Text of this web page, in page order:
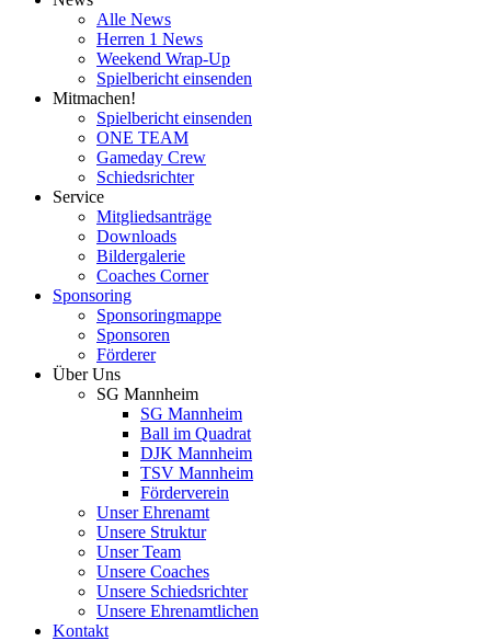
Alle News
Herren 1 News
Weekend Wrap-Up
Spielbericht einsenden
Mitmachen!
Spielbericht einsenden
ONE TEAM
Gameday Crew
Schiedsrichter
Service
Mitgliedsanträge
Downloads
Bildergalerie
Coaches Corner
Sponsoring
Sponsoringmappe
Sponsoren
Förderer
Über Uns
SG Mannheim
SG Mannheim
Ball im Quadrat
DJK Mannheim
TSV Mannheim
Förderverein
Unser Ehrenamt
Unsere Struktur
Unser Team
Unsere Coaches
Unsere Schiedsrichter
Unsere Ehrenamtlichen
Kontakt